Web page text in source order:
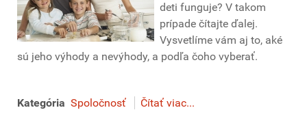
deti funguje? V takom
prípade čítajte ďalej.
Vysvetlíme vám aj to, aké
sú jeho výhody a nevýhody, a podľa čoho vyberať.
Kategória Spoločnosť Čítať viac...